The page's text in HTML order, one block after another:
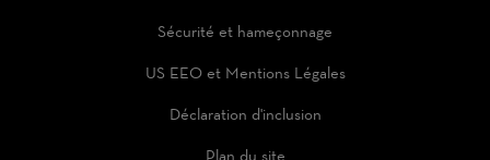
Sécurité et hameçonnage
US EEO et Mentions Légales
Déclaration d'inclusion
Plan du site